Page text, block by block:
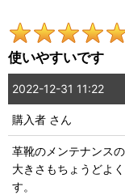
期間:
星の数 :
年代
性別:
使いやすいです
2022-12-31 11:22
購入者 さん
革靴のメンテナンス
大きさもちょうどよ
す。